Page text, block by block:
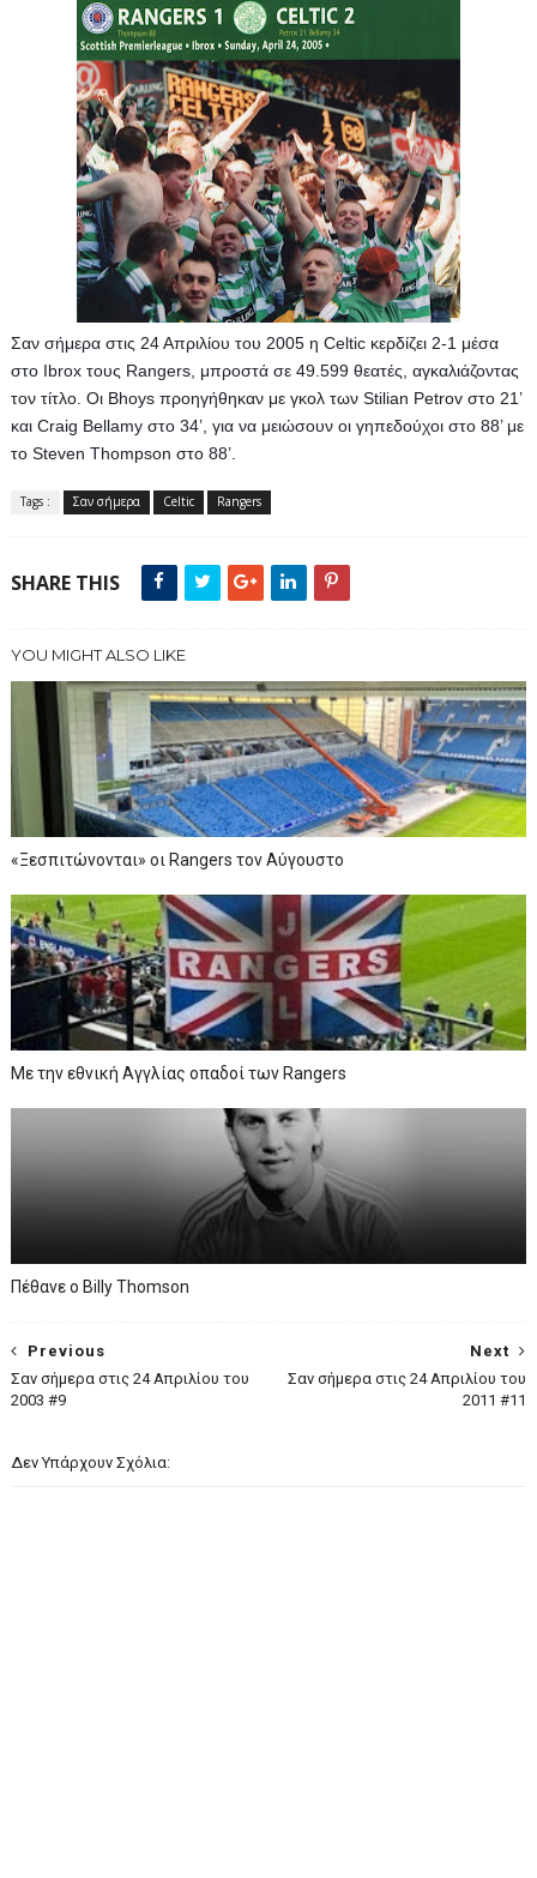
Σαν σήμερα στις 24 Απριλίου του 2005 η Celtic κερδίζει 2-1 μέσα
στο Ibrox τους Rangers, μπροστά σε 49.599 θεατές, αγκαλιάζοντας
τον τίτλο. Οι Bhoys προηγήθηκαν με γκολ των Stilian Petrov στο 21’
και Craig Bellamy στο 34’, για να μειώσουν οι γηπεδούχοι στο 88’ με
το Steven Thompson στο 88’.
Tags : Σαν σήμερα Celtic Rangers
SHARE THIS
YOU MIGHT ALSO LIKE
«Ξεσπιτώνονται» οι Rangers τον Αύγουστο
Με την εθνική Αγγλίας οπαδοί των Rangers
Πέθανε ο Billy Thomson
Next
Σαν σήμερα στις 24 Απριλίου του
2011 #11
Previous
Σαν σήμερα στις 24 Απριλίου του
2003 #9
Δεν Υπάρχουν Σχόλια: